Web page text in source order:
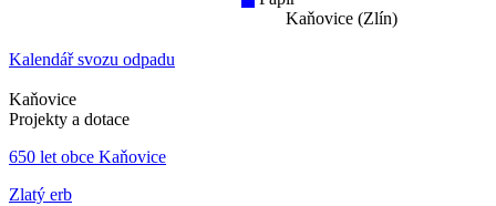
Kaňovice (Zlín)
Kalendář svozu odpadu
Kaňovice
Projekty a dotace
650 let obce Kaňovice
Zlatý erb